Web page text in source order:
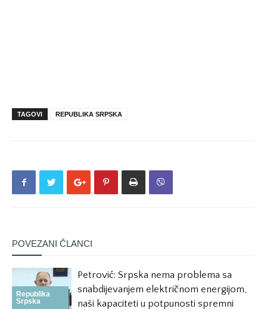
TAGOVI REPUBLIKA SRPSKA
POVEZANI ČLANCI
Republika
Srpska
Petrović: Srpska nema problema sa
snabdijevanjem električnom energijom,
naši kapaciteti u potpunosti spremni